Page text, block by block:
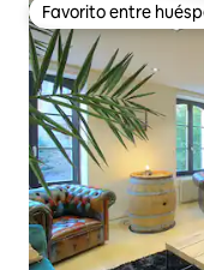
Favorito entre
Favorito entre